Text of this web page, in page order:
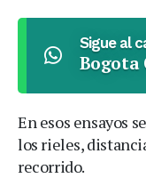
Sigue al
Bogota
En esos ensayos
los rieles,
recorrido.